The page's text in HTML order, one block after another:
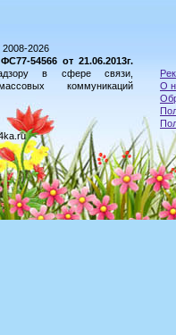
2008-2026
54566 от 21.06.2013г.
в сфере связи,
коммуникаций
О